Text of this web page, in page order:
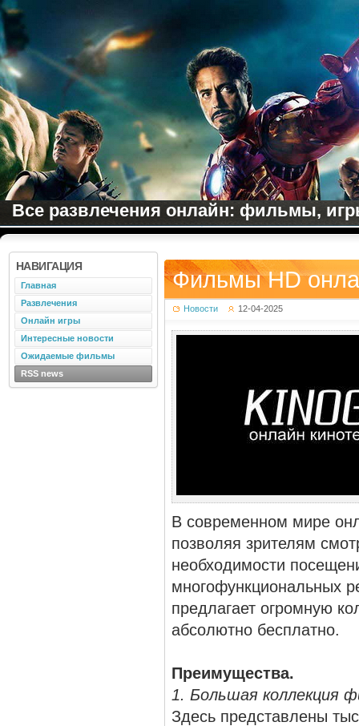
Все развлечения онлайн: фильмы,
Фильмы HD
Новости 12-04-2025
В современном мире
позволяя зрителям
необходимости
многофункциональных
предлагает огромную
абсолютно бесплатно.
Преимущества.
1. Большая коллекция
Здесь представлены
НАВИГАЦИЯ
Главная
Развлечения
Онлайн игры
Интересные новости
Ожидаемые фильмы
RSS news